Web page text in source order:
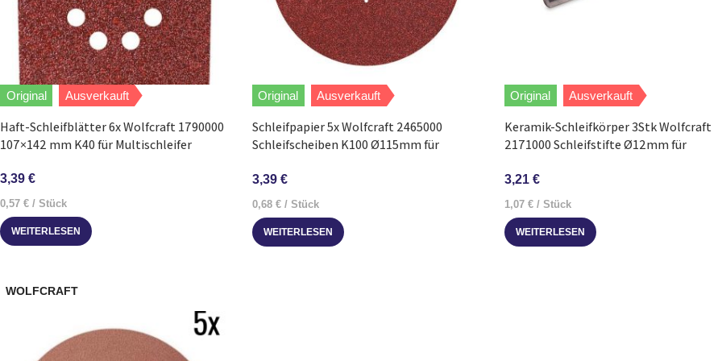
Original Ausverkauft
Haft-Schleifblätter 6x Wolfcraft 1790000
107×142 mm K40 für Multischleifer
3,39 €
0,57 € / Stück
WEITERLESEN
Original Ausverkauft
Schleifpapier 5x Wolfcraft 2465000
Schleifscheiben K100 Ø115mm für
3,39 €
0,68 €/ Stück
WEITERLESEN
Original Ausverkauft
Keramik-Schleifkörper 3Stk Wolfcraft
2171000 Schleifstifte Ø12mm für
3,21 €
1,07 €/ Stück
WEITERLESEN
WOLFCRAFT